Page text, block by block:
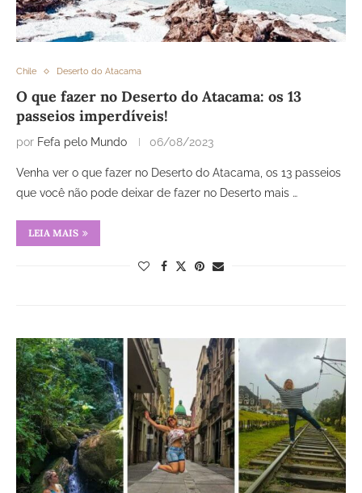
Chile Deserto do Atacama
O que fazer no Deserto do Atacama: os 13
passeios imperdíveis!
por Fefa pelo Mundo 06/08/2023
Venha ver o que fazer no Deserto do Atacama, os 13 passeios
que você não pode deixar de fazer no Deserto mais …
LEIA MAIS